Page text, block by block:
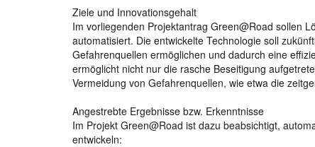
Ziele und Innovationsgehalt
Im vorliegenden Projektantrag Green@Road sollen
automatisiert. Die entwickelte Technologie soll
Gefahrenquellen ermöglichen und dadurch eine
ermöglicht nicht nur die rasche Beseitigung
Vermeidung von Gefahrenquellen, wie etwa die
Angestrebte Ergebnisse bzw. Erkenntnisse
Im Projekt Green@Road ist dazu beabsichtigt,
entwickeln: